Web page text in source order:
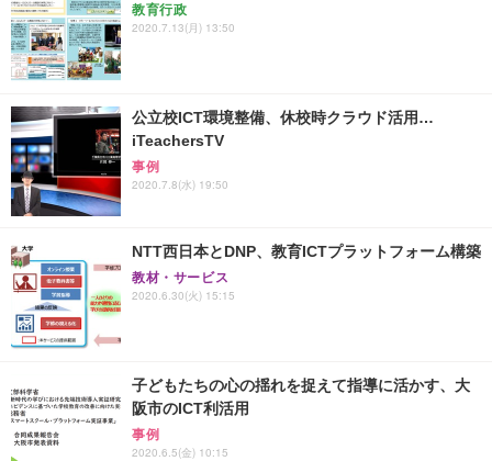
教育行政
2020.7.13(月) 13:50
公立校ICT環境整備、休校時クラウド活用…
iTeachersTV
事例
2020.7.8(水) 19:50
NTT西日本とDNP、教育ICTプラットフォーム構築
教材・サービス
2020.6.30(火) 15:15
子どもたちの心の揺れを捉えて指導に活かす、大
阪市のICT利活用
事例
2020.6.5(金) 10:15